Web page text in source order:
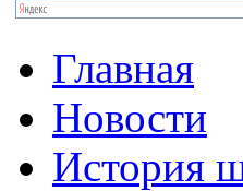
Главная
Новости
История